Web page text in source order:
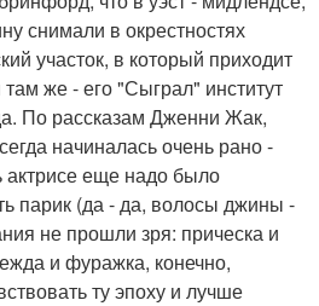
снимали в окрестностях
участок, в который приходит
же - его "Сыграл" институт
По рассказам Дженни Жак,
начиналась очень рано -
актрисе еще надо было
парик (да - да, волосы джины -
не прошли зря: прическа и
и фуражка, конечно,
ту эпоху и лучше